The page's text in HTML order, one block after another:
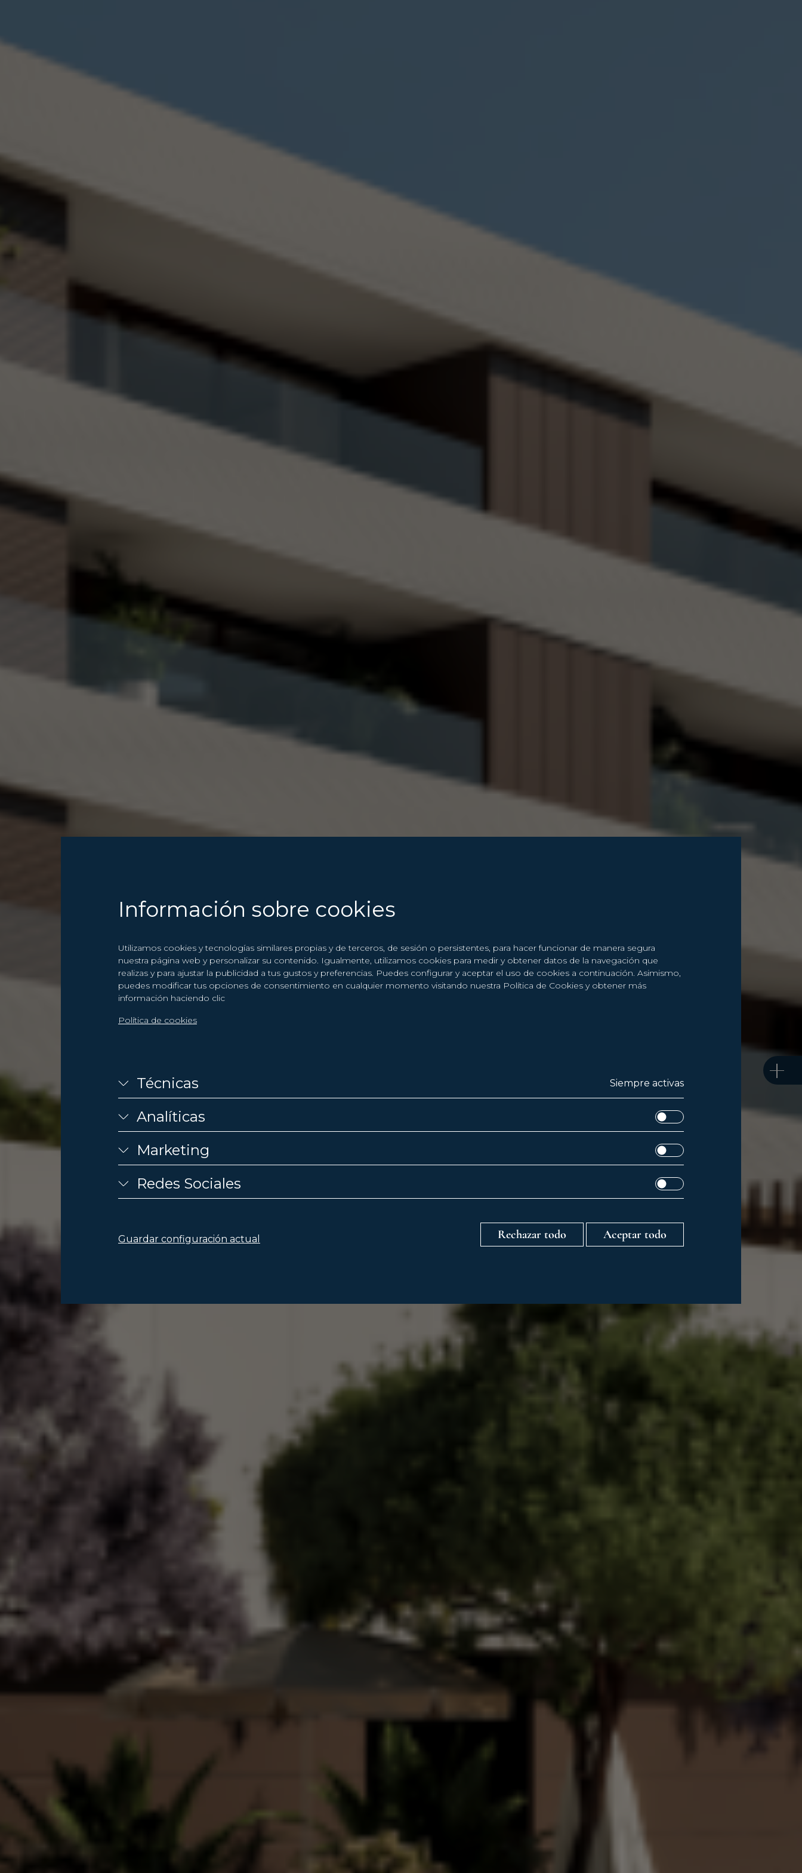
Información sobre cookies
Utilizamos cookies y tecnologías similares propias y de terceros, de sesión o persistentes, para hacer funcionar de manera segura
nuestra página web y personalizar su contenido. Igualmente, utilizamos cookies para medir y obtener datos de la navegación que
realizas y para ajustar la publicidad a tus gustos y preferencias. Puedes configurar y aceptar el uso de cookies a continuación. Asimismo,
puedes modificar tus opciones de consentimiento en cualquier momento visitando nuestra Política de Cookies y obtener más
información haciendo clic
Política de cookies
Técnicas Siempre activas
Analíticas
Marketing
Redes Sociales
Guardar configuración actual Rechazar todo Aceptar todo